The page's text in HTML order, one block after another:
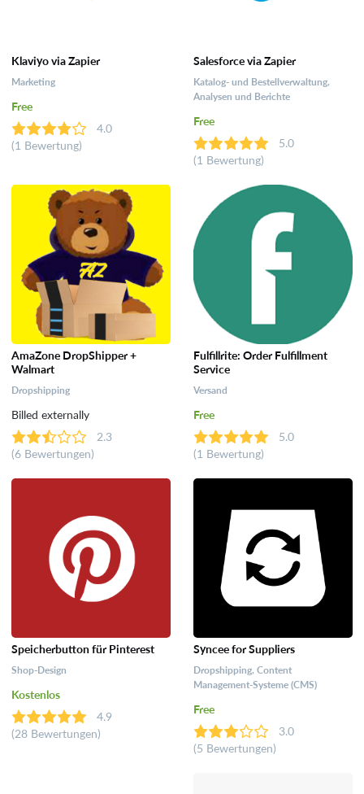
Klaviyo via Zapier
Marketing
Free
4.0
(1 Bewertung)
Salesforce via Zapier
Katalog- und Bestellverwaltung,
Analysen und Berichte
Free
5.0
(1 Bewertung)
AmaZone DropShipper +
Walmart
Dropshipping
Billed externally
2.3
(6 Bewertungen)
Fulfillrite: Order Fulfillment
Service
Versand
Free
5.0
(1 Bewertung)
Speicherbutton für Pinterest
Shop-Design
Kostenlos
4.9
(28 Bewertungen)
Syncee for Suppliers
Dropshipping, Content
Management-Systeme (CMS)
Free
3.0
(5 Bewertungen)